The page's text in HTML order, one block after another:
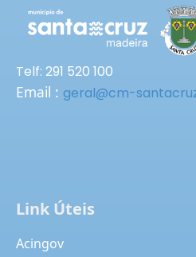
Telf: 291 520 100
Email : geral@cm-
Link Úteis
Acingov